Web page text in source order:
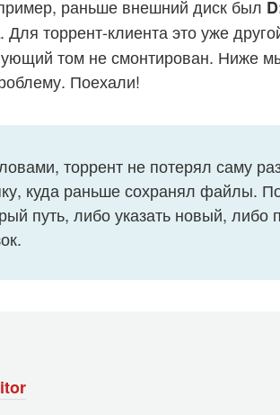
раньше внешний диск был
. Для торрент-клиента это уже
том не смонтирован. Ниже
Поехали!
торрент не потерял саму
куда раньше сохранял файлы.
путь, либо указать новый, либо